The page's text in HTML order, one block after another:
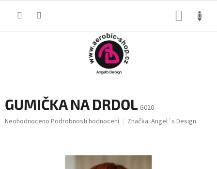
GUMIČKA NA DRDOL G020
Průměrné
Neohodnoceno Podrobnosti hodnocení Značka: Angel´s Design